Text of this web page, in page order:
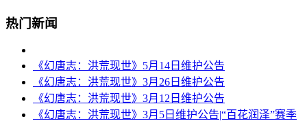
热门新闻
《幻唐志：洪荒现世》5月14日维护公告
《幻唐志：洪荒现世》3月26日维护公告
《幻唐志：洪荒现世》3月12日维护公告
《幻唐志：洪荒现世》3月5日维护公告|“百花润泽”赛季